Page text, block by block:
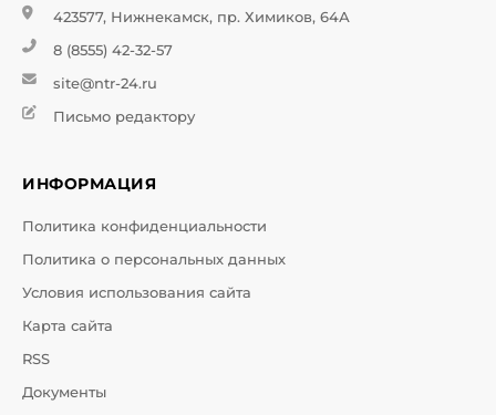
423577, Нижнекамск, пр. Химиков, 64А
8 (8555) 42-32-57
site@ntr-24.ru
Письмо редактору
ИНФОРМАЦИЯ
Политика конфиденциальности
Политика о персональных данных
Условия использования сайта
Карта сайта
RSS
Документы